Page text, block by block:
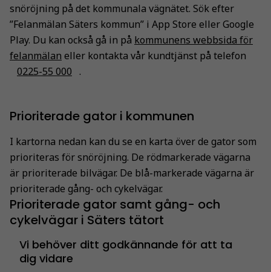
snöröjning på det kommunala vägnätet. Sök efter
”Felanmälan Säters kommun” i App Store eller Google
Play. Du kan också gå in på kommunens webbsida för
felanmälan eller kontakta vår kundtjänst på telefon
0225-55 000 .
Prioriterade gator i kommunen
I kartorna nedan kan du se en karta över de gator som
prioriteras för snöröjning. De rödmarkerade vägarna
är prioriterade bilvägar. De blå-markerade vägarna är
prioriterade gång- och cykelvägar.
Prioriterade gator samt gång- och
cykelvägar i Säters tätort
Vi behöver ditt godkännande för att ta
dig vidare